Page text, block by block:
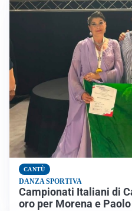
CANTÙ
DANZA SPORTIVA
Campionati Italiani di
oro per Morena e Paolo